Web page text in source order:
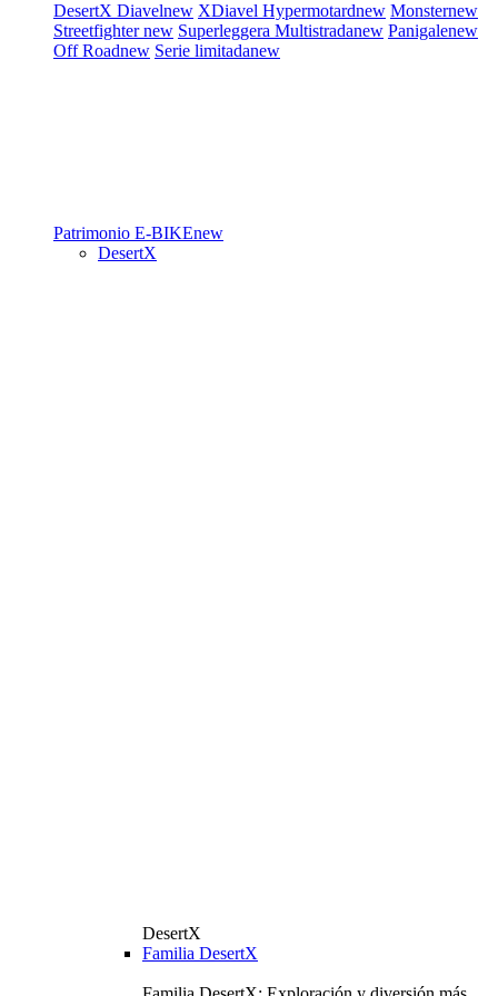
DesertX Diavelnew XDiavel Hypermotardnew Monsternew
Streetfighternew Superleggera Multistradanew Panigalenew
Off Roadnew Serie limitadanew
Patrimonio E-BIKEnew
DesertX
DesertX
Familia DesertX